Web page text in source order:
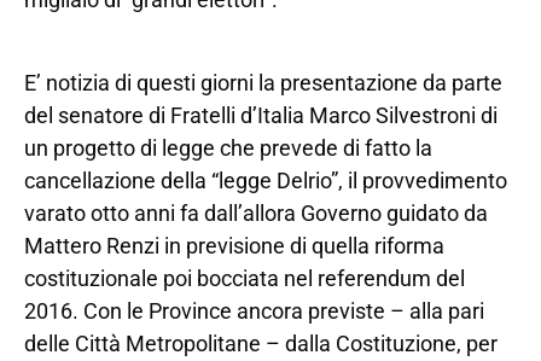
E’ notizia di questi giorni la presentazione da parte
del senatore di Fratelli d’Italia Marco Silvestroni di
un progetto di legge che prevede di fatto la
cancellazione della “legge Delrio”, il provvedimento
varato otto anni fa dall’allora Governo guidato da
Mattero Renzi in previsione di quella riforma
costituzionale poi bocciata nel referendum del
2016. Con le Province ancora previste – alla pari
delle Città Metropolitane – dalla Costituzione, per